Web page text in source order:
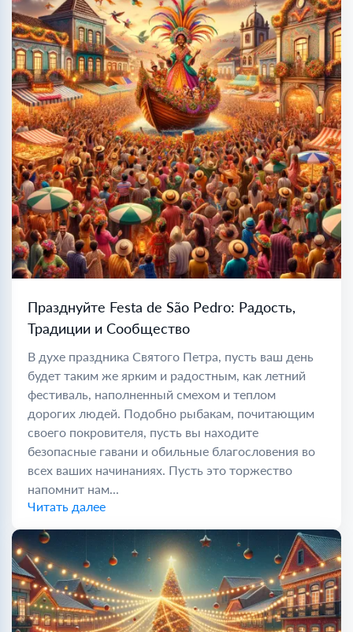
Празднуйте Festa de São Pedro: Радость,
Традиции и Сообщество
В духе праздника Святого Петра, пусть ваш день
будет таким же ярким и радостным, как летний
фестиваль, наполненный смехом и теплом
дорогих людей. Подобно рыбакам, почитающим
своего покровителя, пусть вы находите
безопасные гавани и обильные благословения во
всех ваших начинаниях. Пусть это торжество
напомнит нам...
Читать далее